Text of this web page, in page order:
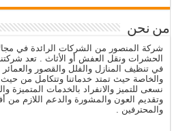
من نحن
شركة المنصور من الشركات الرائدة في
الحشرات ونقل العفش أو الأثاث . تعد
في تنظيف المنازل والفلل والقصور
والخاصة حيث تمتد خدماتنا وتتكامل من حيث
نسعى للتميز والانفراد بالخدمات المتميزة
وتقديم العون والمشورة والدعم اللازم
والمحترفين .